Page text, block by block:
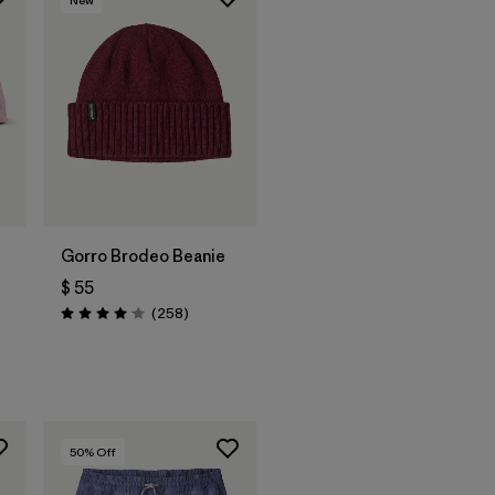
Agregar a la
Gorro Brodeo Beanie
$ 55
Valoración: 4.1 / 5
(258Comentarios
)
50% Off